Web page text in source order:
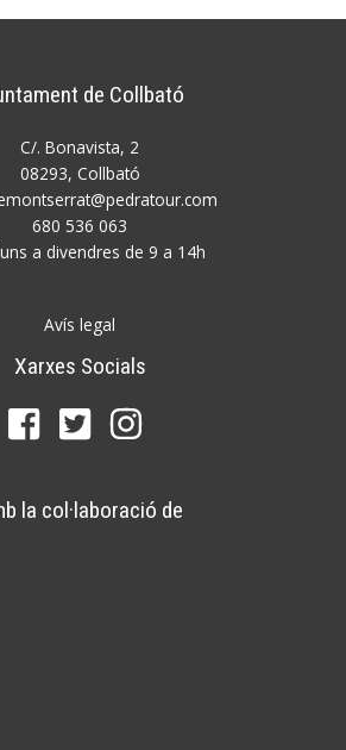
de Collbató
C/. Bonavista, 2
08293, Collbató
com
680 536 063
a divendres de 9 a 14h
Avís legal
Xarxes Socials
la col·laboració de